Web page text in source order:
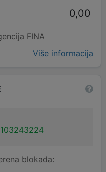
0,00
FINA
Više informacija
blokada: